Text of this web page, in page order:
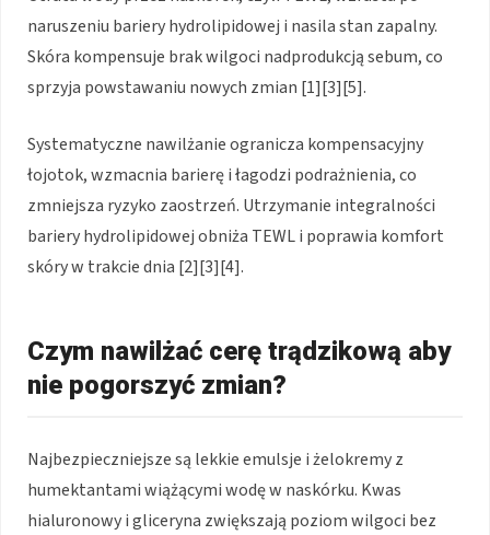
naruszeniu bariery hydrolipidowej i nasila stan zapalny.
Skóra kompensuje brak wilgoci nadprodukcją sebum, co
sprzyja powstawaniu nowych zmian [1][3][5].
Systematyczne nawilżanie ogranicza kompensacyjny
łojotok, wzmacnia barierę i łagodzi podrażnienia, co
zmniejsza ryzyko zaostrzeń. Utrzymanie integralności
bariery hydrolipidowej obniża TEWL i poprawia komfort
skóry w trakcie dnia [2][3][4].
Czym nawilżać cerę trądzikową aby
nie pogorszyć zmian?
Najbezpieczniejsze są lekkie emulsje i żelokremy z
humektantami wiążącymi wodę w naskórku. Kwas
hialuronowy i gliceryna zwiększają poziom wilgoci bez